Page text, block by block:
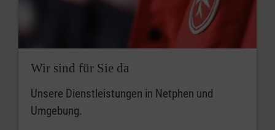
Wir sind für Sie da
Unsere Dienstleistungen in Netphen und
Umgebung.